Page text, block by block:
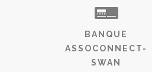
BANQUE
ASSOCONNECT-
SWAN